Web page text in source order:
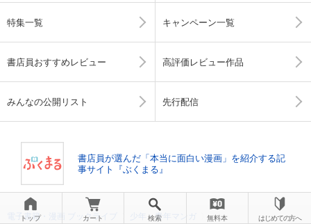
特集一覧 キャンペーン一覧
書店員おすすめレビュー 高評価レビュー作品
みんなの公開リスト 先行配信
書店員が選んだ「本当に面白い漫画」を紹介する記
事サイト『ぶくまる』
電子書籍・漫画 ブックライブ 少年・青年マンガ
〉
トップ カート 検索 無料本 はじめての方へ